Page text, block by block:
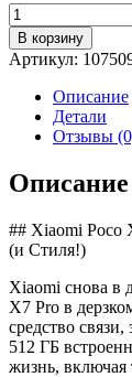
Количество
товара
Смартфон
Xiaomi
Poco
12/512Гб,
зеленый
В корзину
Артикул:
Описание
Детали
Отзывы
Описание
## Xiaomi Poco
(и Стиля!)
Xiaomi снова в
X7 Pro в
средство
512 ГБ
жизнь, включая